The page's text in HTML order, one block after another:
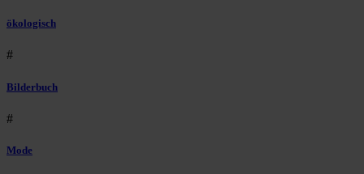
ökologisch
#
Bilderbuch
#
Mode